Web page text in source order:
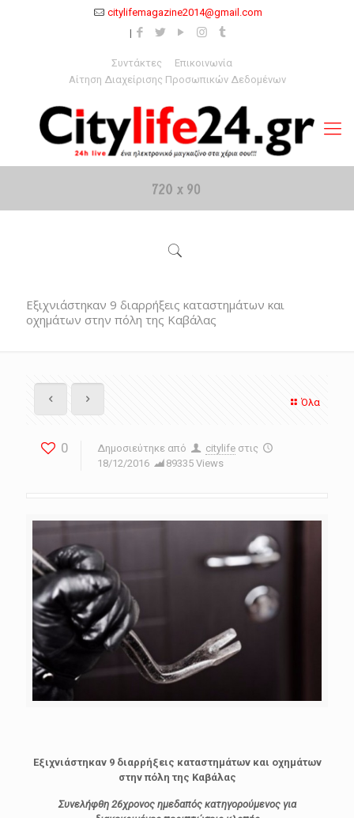
citylifemagazine2014@gmail.com
Συντάκτες
Επικοινωνία
Αίτηση Διαχείρισης Προσωπικών Δεδομένων
Εξιχνιάστηκαν 9 διαρρήξεις καταστημάτων και
οχημάτων στην πόλη της Καβάλας
Όλα
0 Δημοσιεύτηκε από citylife στις
18/12/2016
89335 Views
Εξιχνιάστηκαν 9 διαρρήξεις καταστημάτων και οχημάτων
στην πόλη της Καβάλας
Συνελήφθη 26χρονος ημεδαπός κατηγορούμενος για